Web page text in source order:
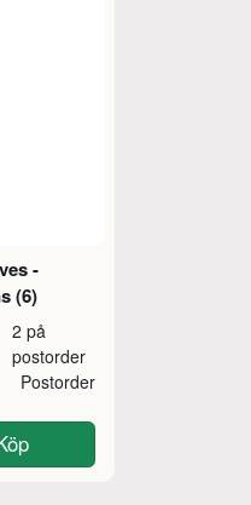
-
(6)
2 på
postorder
Postorder